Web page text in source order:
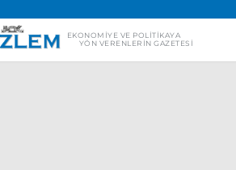
EKONOMIYE VE POLITIKAYA
YÖN VERENLERIN GAZETESI